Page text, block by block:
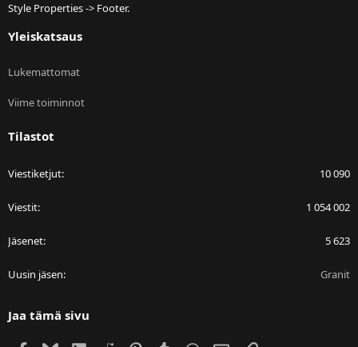
Style Properties -> Footer.
Yleiskatsaus
Lukemattomat
Viime toiminnot
Tilastot
Viestiketjut 10 090
Viestit 1 054 002
Jäsenet 5 623
Uusin jäsen Granit
Jaa tämä sivu